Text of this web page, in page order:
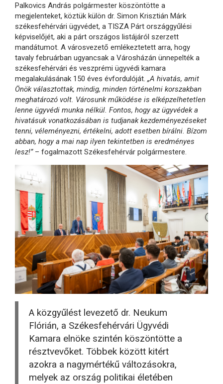
Palkovics András polgármester köszöntötte a
megjelenteket, köztük külön dr. Simon Krisztián Márk
székesfehérvári ügyvédet, a TISZA Párt országgyűlési
képviselőjét, aki a párt országos listájáról szerzett
mandátumot. A városvezető emlékeztetett arra, hogy
tavaly februárban ugyancsak a Városházán ünnepelték a
székesfehérvári és veszprémi ügyvédi kamara
megalakulásának 150 éves évfordulóját. „A hivatás, amit
Önök választottak, mindig, minden történelmi korszakban
meghatározó volt. Városunk működése is elképzelhetetlen
lenne ügyvédi munka nélkül. Fontos, hogy az ügyvédek a
hivatásuk vonatkozásában is tudjanak kezdeményezéseket
tenni, véleményezni, értékelni, adott esetben bírálni. Bízom
abban, hogy a mai nap ilyen tekintetben is eredményes
lesz!” – fogalmazott Székesfehérvár polgármestere.
A közgyűlést levezető dr. Neukum
Flórián, a Székesfehérvári Ügyvédi
Kamara elnöke szintén köszöntötte a
résztvevőket. Többek között kitért
azokra a nagymértékű változásokra,
melyek az ország politikai életében